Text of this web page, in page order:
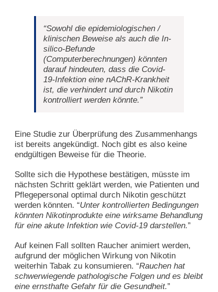
“Sowohl die epidemiologischen /
klinischen Beweise als auch die In-
silico-Befunde
(Computerberechnungen) könnten
darauf hindeuten, dass die Covid-
19-Infektion eine nAChR-Krankheit
ist, die verhindert und durch Nikotin
kontrolliert werden könnte.”
Eine Studie zur Überprüfung des Zusammenhangs
ist bereits angekündigt. Noch gibt es also keine
endgültigen Beweise für die Theorie.
Sollte sich die Hypothese bestätigen, müsste im
nächsten Schritt geklärt werden, wie Patienten und
Pflegepersonal optimal durch Nikotin geschützt
werden könnten. “Unter kontrollierten Bedingungen
könnten Nikotinprodukte eine wirksame Behandlung
für eine akute Infektion wie Covid-19 darstellen.”
Auf keinen Fall sollten Raucher animiert werden,
aufgrund der möglichen Wirkung von Nikotin
weiterhin Tabak zu konsumieren. “Rauchen hat
schwerwiegende pathologische Folgen und es bleibt
eine ernsthafte Gefahr für die Gesundheit.”